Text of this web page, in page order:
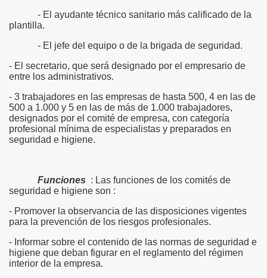
- El ayudante técnico sanitario más calificado de la
plantilla.
- El jefe del equipo o de la brigada de seguridad.
- El secretario, que será designado por el empresario de
entre los administrativos.
- 3 trabajadores en las empresas de hasta 500, 4 en las de
500 a 1.000 y 5 en las de más de 1.000 trabajadores,
designados por el comité de empresa, con categoría
profesional mínima de especialistas y preparados en
seguridad e higiene.
Funciones : Las funciones de los comités de
seguridad e higiene son :
- Promover la observancia de las disposiciones vigentes
para la prevención de los riesgos profesionales.
- Informar sobre el contenido de las normas de seguridad e
higiene que deban figurar en el reglamento del régimen
interior de la empresa.